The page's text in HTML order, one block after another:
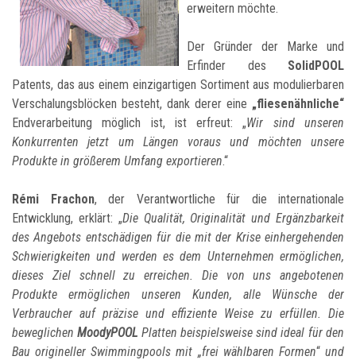
erweitern möchte.
Der Gründer der Marke und
Erfinder des SolidPOOL
Patents, das aus einem einzigartigen Sortiment aus modulierbaren
Verschalungsblöcken besteht, dank derer eine „fliesenähnliche“
Endverarbeitung möglich ist, ist erfreut: „Wir sind unseren
Konkurrenten jetzt um Längen voraus und möchten unsere
Produkte in größerem Umfang exportieren.“
Rémi Frachon, der Verantwortliche für die internationale
Entwicklung, erklärt: „Die Qualität, Originalität und Ergänzbarkeit
des Angebots entschädigen für die mit der Krise einhergehenden
Schwierigkeiten und werden es dem Unternehmen ermöglichen,
dieses Ziel schnell zu erreichen. Die von uns angebotenen
Produkte ermöglichen unseren Kunden, alle Wünsche der
Verbraucher auf präzise und effiziente Weise zu erfüllen. Die
beweglichenMoodyPOOL Platten beispielsweise sind ideal für den
Bau origineller Swimmingpools mit „frei wählbaren Formen“und